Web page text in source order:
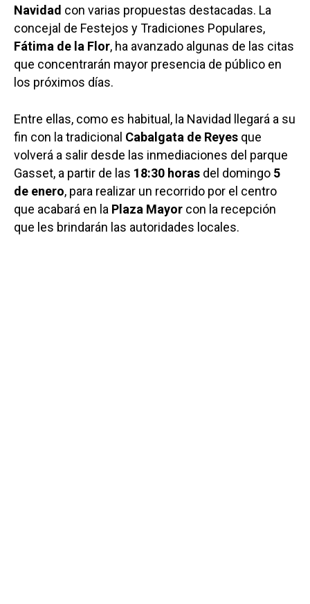
Navidad con varias propuestas destacadas. La
concejal de Festejos y Tradiciones Populares,
Fátima de la Flor, ha avanzado algunas de las citas
que concentrarán mayor presencia de público en
los próximos días.
Entre ellas, como es habitual, la Navidad llegará a su
fin con la tradicional Cabalgata de Reyes que
volverá a salir desde las inmediaciones del parque
Gasset, a partir de las 18:30 horas del domingo 5
de enero, para realizar un recorrido por el centro
que acabará en la Plaza Mayor con la recepción
que les brindarán las autoridades locales.